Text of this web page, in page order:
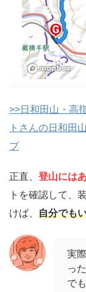
>>日和田山・高
トさんの日和田
プ
正直、 登山には
トを確認して、
けば、 自分でも
実
っ
で